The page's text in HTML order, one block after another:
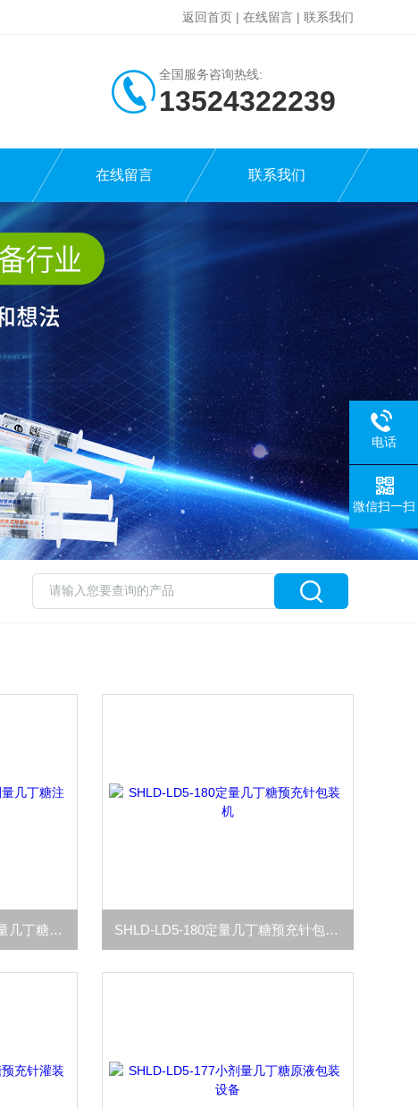
返回首页 | 在线留言 | 联系我们
全国服务咨询热线:
13524322239
在线留言 联系我们
SHLD-LD5-181预灌封小剂量几丁糖注射器灌装机 SHLD-LD5-180定量几丁糖预充针包装机
电话
微信扫一扫